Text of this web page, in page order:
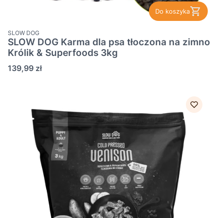
Do koszyka
PRODUCENT
SLOW DOG
SLOW DOG Karma dla psa tłoczona na zimno
Królik & Superfoods 3kg
Cena
139,99 zł